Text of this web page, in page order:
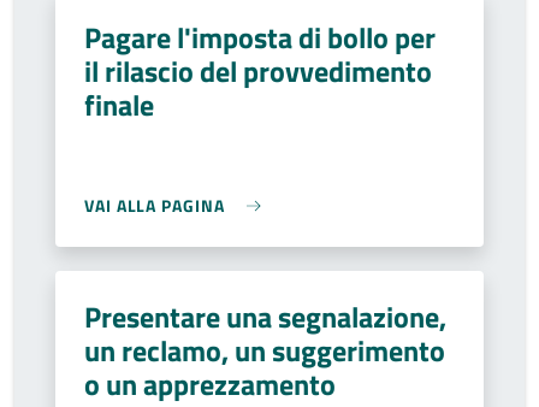
Pagare l'imposta di bollo per
il rilascio del provvedimento
finale
VAI ALLA PAGINA
Presentare una segnalazione,
un reclamo, un suggerimento
o un apprezzamento